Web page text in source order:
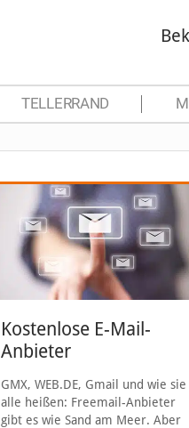
TELLERRAND
Kostenlose E-Mail-
Anbieter
GMX, WEB.DE, Gmail und wie sie
alle heißen: Freemail-Anbieter
gibt es wie Sand am Meer. Aber